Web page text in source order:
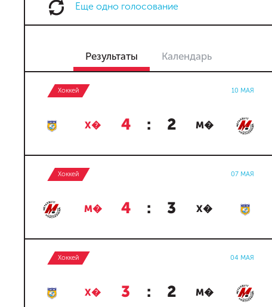
Еще одно голосование
Результаты Календарь
Хоккей 10 МАЯ
Х� 4 : 2 М�
Хоккей 07 МАЯ
М� 4 : 3 Х�
Хоккей 04 МАЯ
Х� 3 : 2 М�